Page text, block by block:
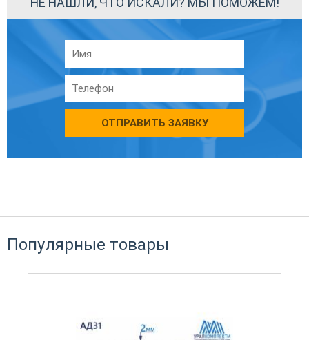
ОТПРАВИТЬ ЗАЯВКУ
Популярные товары